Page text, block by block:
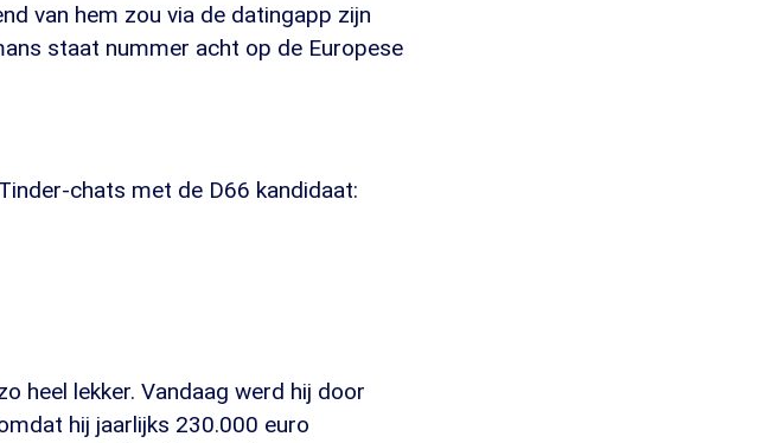
van hem zou via de datingapp zijn
staat nummer acht op de Europese
chats met de D66 kandidaat:
heel lekker. Vandaag werd hij door
hij jaarlijks 230.000 euro